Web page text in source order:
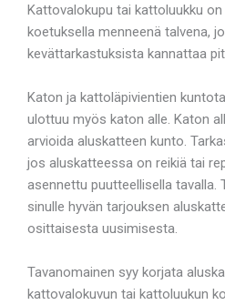
Kattovalokupu tai kattoluukku
koetuksella menneenä talvena,
kevättarkastuksista kannattaa
Katon ja kattoläpivientien
ulottuu myös katon alle. Katon
arvioida aluskatteen kunto.
jos aluskatteessa on reikiä tai
asennettu puutteellisella tavalla.
sinulle hyvän tarjouksen
osittaisesta uusimisesta.
Tavanomainen syy korjata
kattovalokuvun tai kattoluukun